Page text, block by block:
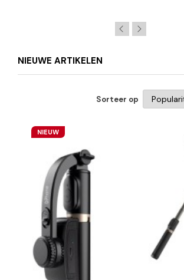
NIEUWE ARTIKELEN
Sorteer op
NIEUW